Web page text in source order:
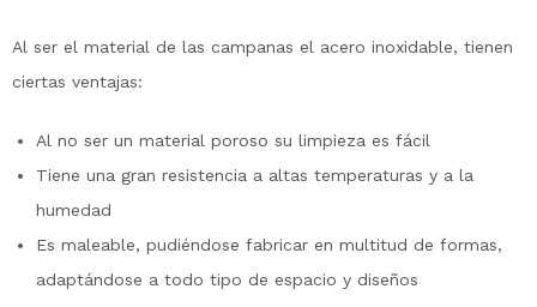
Al ser el material de las campanas el acero inoxidable, tienen
ciertas ventajas:
Al no ser un material poroso su limpieza es fácil
Tiene una gran resistencia a altas temperaturas y a la
humedad
Es maleable, pudiéndose fabricar en multitud de formas,
adaptándose a todo tipo de espacio y diseños